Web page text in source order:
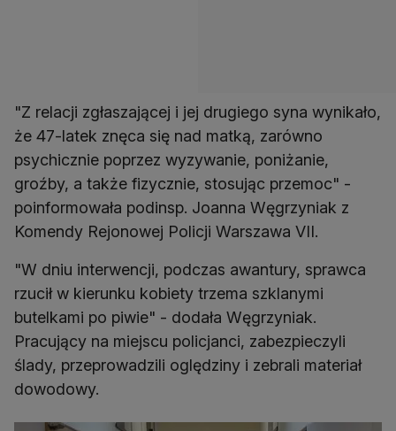
"Z relacji zgłaszającej i jej drugiego syna wynikało,
że 47-latek znęca się nad matką, zarówno
psychicznie poprzez wyzywanie, poniżanie,
groźby, a także fizycznie, stosując przemoc" -
poinformowała podinsp. Joanna Węgrzyniak z
Komendy Rejonowej Policji Warszawa VII.
"W dniu interwencji, podczas awantury, sprawca
rzucił w kierunku kobiety trzema szklanymi
butelkami po piwie" - dodała Węgrzyniak.
Pracujący na miejscu policjanci, zabezpieczyli
ślady, przeprowadzili oględziny i zebrali materiał
dowodowy.